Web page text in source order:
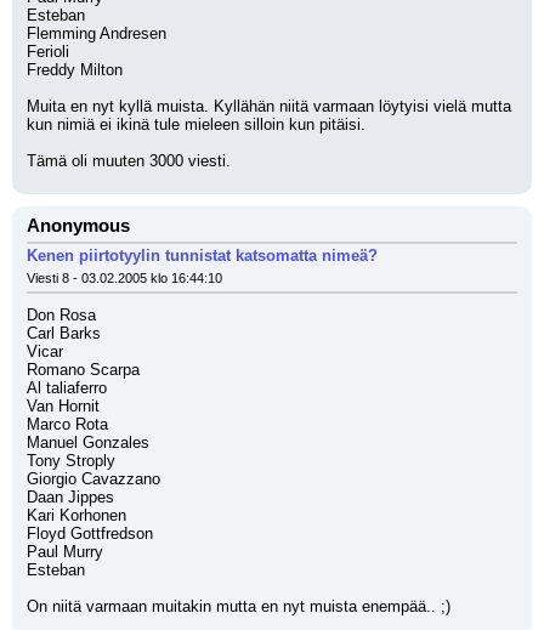
Esteban
Flemming Andresen
Ferioli
Freddy Milton
Muita en nyt kyllä muista. Kyllähän niitä varmaan löytyisi vielä mutta
kun nimiä ei ikinä tule mieleen silloin kun pitäisi.
Tämä oli muuten 3000 viesti.
Anonymous
Kenen piirtotyylin tunnistat katsomatta nimeä?
Viesti 8 - 03.02.2005 klo 16:44:10
Don Rosa
Carl Barks
Vicar
Romano Scarpa
Al taliaferro
Van Hornit
Marco Rota
Manuel Gonzales
Tony Stroply
Giorgio Cavazzano
Daan Jippes
Kari Korhonen
Floyd Gottfredson
Paul Murry
Esteban
On niitä varmaan muitakin mutta en nyt muista enempää.. ;)